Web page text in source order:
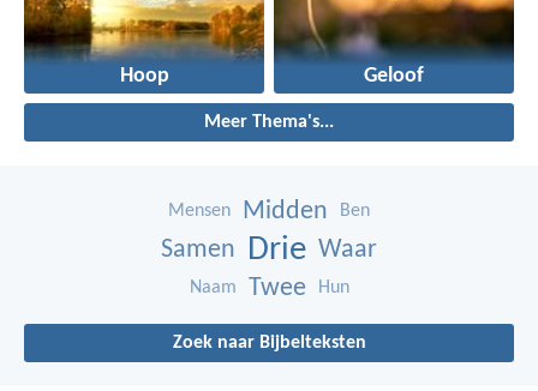
Hoop Geloof
Meer Thema's...
Mensen Midden Ben
Samen Drie Waar
Naam Twee Hun
Zoek naar Bijbelteksten